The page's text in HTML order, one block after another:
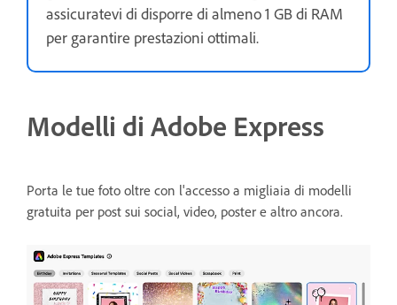
assicuratevi di disporre di almeno 1 GB di RAM
per garantire prestazioni ottimali.
Modelli di Adobe Express
Porta le tue foto oltre con l'accesso a migliaia di modelli
gratuita per post sui social, video, poster e altro ancora.